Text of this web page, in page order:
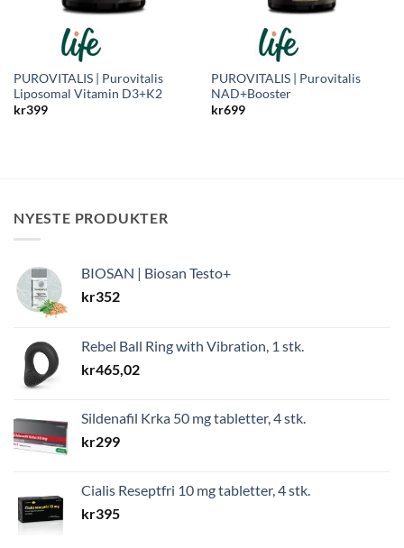
PUROVITALIS | Purovitalis
Liposomal Vitamin D3+K2
kr399
PUROVITALIS | Purovitalis
NAD+Booster
kr699
NYESTE PRODUKTER
BIOSAN | Biosan Testo+
kr352
Rebel Ball Ring with Vibration, 1 stk.
kr465,02
Sildenafil Krka 50 mg tabletter, 4 stk.
kr299
Cialis Reseptfri 10 mg tabletter, 4 stk.
kr395